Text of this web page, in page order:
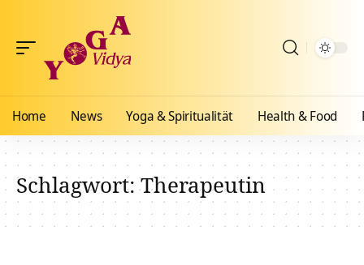
Home News Yoga & Spiritualität Health & Food
Schlagwort:Therapeutin